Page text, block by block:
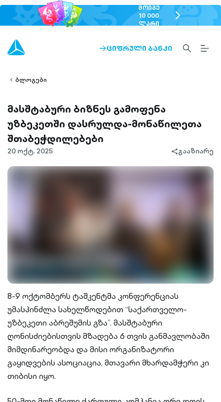
ᲛᲝᲘᲒᲔ
10 000
ᲚᲐᲠᲘ
chevron-
right-
ARROW-
ᲪᲘᲤᲠᲣᲚᲘ ᲑᲐᲜᲙᲘ
SEARCH-
OUTLINED
ბლოგები
მასშტაბური ბიზნეს გამოფენა
უზბეკეთში დასრულდა-მონაწილეთა
შთაბეჭდილებები
20 ოქტ. 2025
share-
გააზიარე
8-9 ოქტომბერს ტაშკენტმა კონფერენციას
უმასპინძლა სახელწოდებით “საქართველო-
უზბეკეთი აბრეშუმის გზა”. მასშტაბური
ღონისძიებისთვის მზადება 6 თვის განმავლობაში
მიმდინარეობდა და მისი ორგანიზატორი
გაყიდვების ასოციაცია, მთავარი მხარდამჭერი კი
თიბისი იყო.